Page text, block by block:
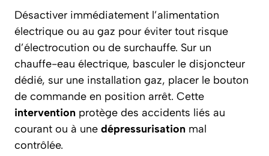
Désactiver immédiatement l’alimentation
électrique ou au gaz pour éviter tout risque
d’électrocution ou de surchauffe. Sur un
chauffe-eau électrique, basculer le disjoncteur
dédié, sur une installation gaz, placer le bouton
de commande en position arrêt. Cette
intervention protège des accidents liés au
courant ou à une dépressurisation mal
contrôlée.